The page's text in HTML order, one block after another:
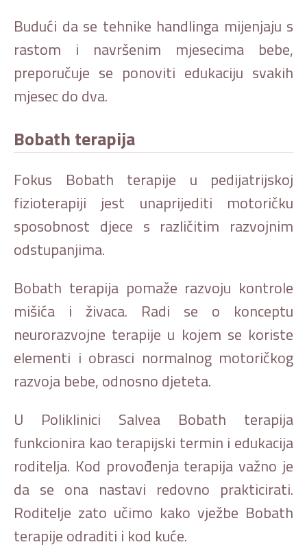
Budući da se tehnike handlinga mijenjaju s
rastom i navršenim mjesecima bebe,
preporučuje se ponoviti edukaciju svakih
mjesec do dva.
Bobath terapija
Fokus Bobath terapije u pedijatrijskoj
fizioterapiji jest unaprijediti motoričku
sposobnost djece s različitim razvojnim
odstupanjima.
Bobath terapija pomaže razvoju kontrole
mišića i živaca. Radi se o konceptu
neurorazvojne terapije u kojem se koriste
elementi i obrasci normalnog motoričkog
razvoja bebe, odnosno djeteta.
U Poliklinici Salvea Bobath terapija
funkcionira kao terapijski termin i edukacija
roditelja. Kod provođenja terapija važno je
da se ona nastavi redovno prakticirati.
Roditelje zato učimo kako vježbe Bobath
terapije odraditi i kod kuće.